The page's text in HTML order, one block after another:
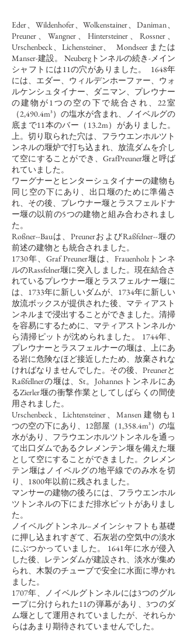
Eder、Wildenhofer、Wolkenstainer、Daniman、
Preuner、Wangner、Hintersteiner、Rossner、
Urschenbeck、Lichensteiner、
Mondseer または
Manser-建設。 Neubergトンネルの続き-メイン
シャフトには11の穴がありました。
1648年
には、エダー、ウィルデンホーファー、ウォ
ルケンシュタイナー、ダニマン、プレウナー
の建物が1つの空の下で統合され、22室
（2,490.4m³）の塩水が含まれ、ノイベルグの
底まで11本のバー（13.2m）がありました。
上。切り取られた穴は、フラウエンホルツト
ンネルの堰炉で打ち込まれ、放流ダムを介し
て空にすることができ、GrafPreuner堰と呼ば
れていました。
ワーグナーとヒンターシュタイナーの建物も
同じ空の下にあり、出口堰のために準備さ
れ、その後、プレウナー堰とラスフェルドナ
ー堰の以前の5つの建物と組み合わされまし
た。
Roßner--Bauは、PreunerおよびRaßfelner--堰の
前述の建物とも統合されました。
1730年、Graf Preuner堰は、Frauenholzトンネ
ルのRassfelner堰に突入しました。現在結合さ
れているプレウナー堰とラスフェルナー堰に
は、1733年に新しいダムが、1734年に新しい
放流ボックスが提供された後、マティアスト
ンネルまで浸出することができました。清掃
を容易にするために、マティアストンネルか
ら清掃ピットが沈められました。 1744年、
プレウナーとラスフェルナーの堰は、上にあ
る岩に危険なほど接近したため、放棄されな
ければなりませんでした。その後、Preunerと
Raßfellnerの堰は、St。Johannesトンネルにあ
るZierler堰の衝撃作業としてしばらくの間使
用されました。
Urschenbeck、Lichtensteiner、Mansen 建物も1
つの空の下にあり、12部屋（1,358.4m³）の塩
水があり、フラウエンホルツトンネルを通っ
て出口ダムであるクレメンテン堰を備えた堰
として空にすることができました。クレメン
テン堰はノイベルグの地平線でのみ水を切
り、1800年以前に残されました。
マンサーの建物の後ろには、フラウエンホル
ツトンネルの下にまだ排水ピットがありまし
た。
ノイベルグトンネル–メインシャフトも基礎
に押し込まれすぎて、石灰岩の空気中の淡水
にぶつかっていました。 1641年に水が侵入
した後、レテンダムが建設され、淡水が集め
られ、木製のチューブで安全に水面に導かれ
ました。
1707年、ノイベルグトンネルには3つのグル
ープに分けられた11の弾幕があり、3つのダ
ム堰として運用されていましたが、それらか
らはあまり期待されていませんでした。